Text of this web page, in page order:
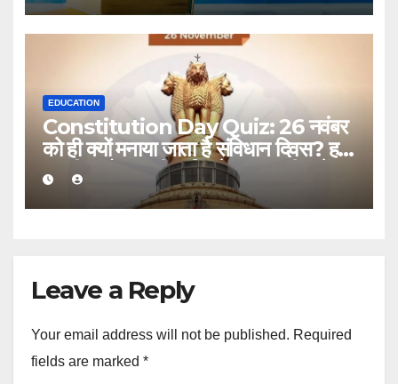
EDUCATION
Constitution Day Quiz: 26 नवंबर
को ही क्यों मनाया जाता है संविधान दिवस? हर
भारतीय को जाननी चाहिए ये 10 जरूरी बातें!
Leave a Reply
Your email address will not be published. Required
fields are marked *